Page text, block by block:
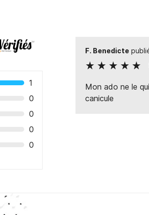
1
0
0
0
0
F. Benedicte
Mon ado ne le
canicule